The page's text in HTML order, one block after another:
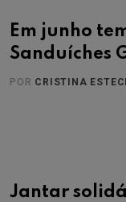
Em junho
Sanduíches
POR CRISTINA
Jantar